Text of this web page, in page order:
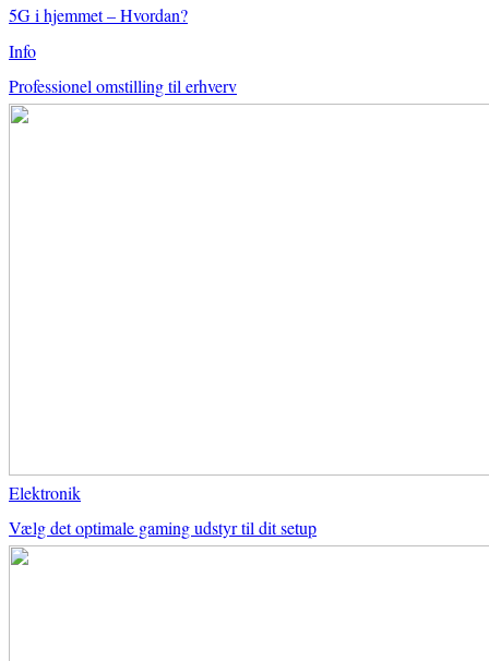
5G i hjemmet – Hvordan?
Info
Professionel omstilling til erhverv
Elektronik
Vælg det optimale gaming udstyr til dit setup